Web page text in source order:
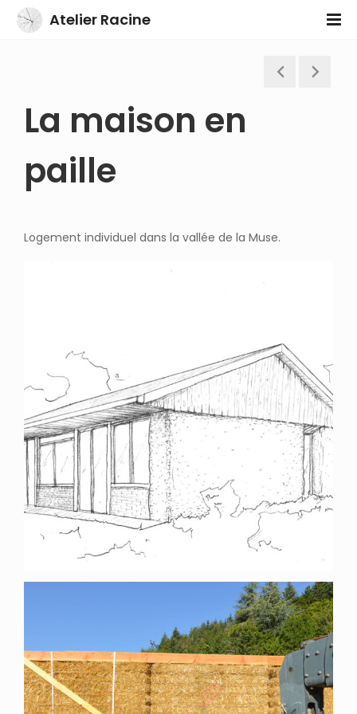
Atelier Racine
La maison en
paille
Logement individuel dans la vallée de la Muse.